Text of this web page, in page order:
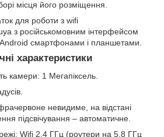
місця його розміщення.
для роботи з wifi
з російськомовним інтерфейсом
Android смартфонами і планшетами.
характеристики
камери: 1 Мегапіксель.
невидиме, на відстані
підсвічування – автоматичне.
Wifi 2.4 ГГц (роутери на 5.8 ГГц